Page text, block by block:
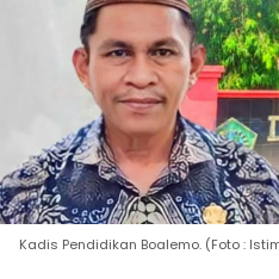
Kadis Pendidikan Boalemo. (Foto :